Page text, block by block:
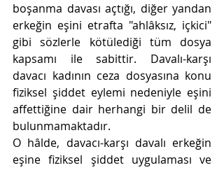
boşanma davası açtığı, diğer yandan
erkeğin eşini etrafta "ahlâksız, içkici"
gibi sözlerle kötülediği tüm dosya
kapsamı ile sabittir. Davalı-karşı
davacı kadının ceza dosyasına konu
fiziksel şiddet eylemi nedeniyle eşini
affettiğine dair herhangi bir delil de
bulunmamaktadır.
O hâlde, davacı-karşı davalı erkeğin
eşine fiziksel şiddet uygulaması ve